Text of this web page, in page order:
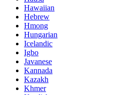
Hawaiian
Hebrew
Hmong
Hungarian
Icelandic
Igbo
Javanese
Kannada
Kazakh
Khmer